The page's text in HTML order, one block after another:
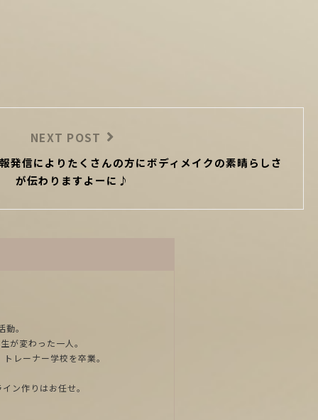
NEXT POST
信によりたくさんの方にボディメイクの素晴らしさ
が伝わりますよーに♪
。
が変わった一人。
レーナー学校を卒業。
ン作りはお任せ。